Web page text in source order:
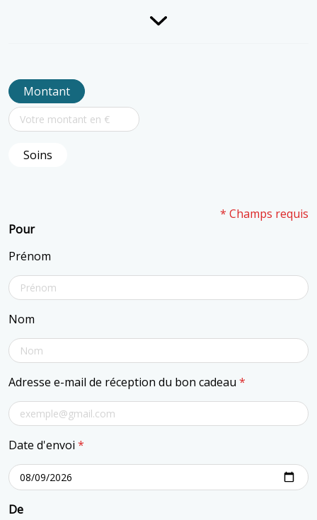
Montant
Soins
* Champs requis
Pour
Prénom
Nom
Adresse e-mail de réception du bon cadeau *
Date d'envoi *
De